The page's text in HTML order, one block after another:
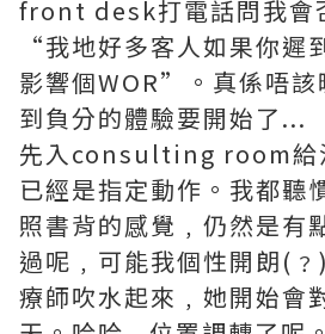
front desk打電話問我會
“我地好多客人如果你遲
影響個WOR”。真係唔該
到負分的體驗要開始了...
先入consulting room給
已經是指定動作。我都聽
照書背的感覺﹐仍然是有
過呢﹐可能我個性開朗
療師吹水起來﹐她開始會